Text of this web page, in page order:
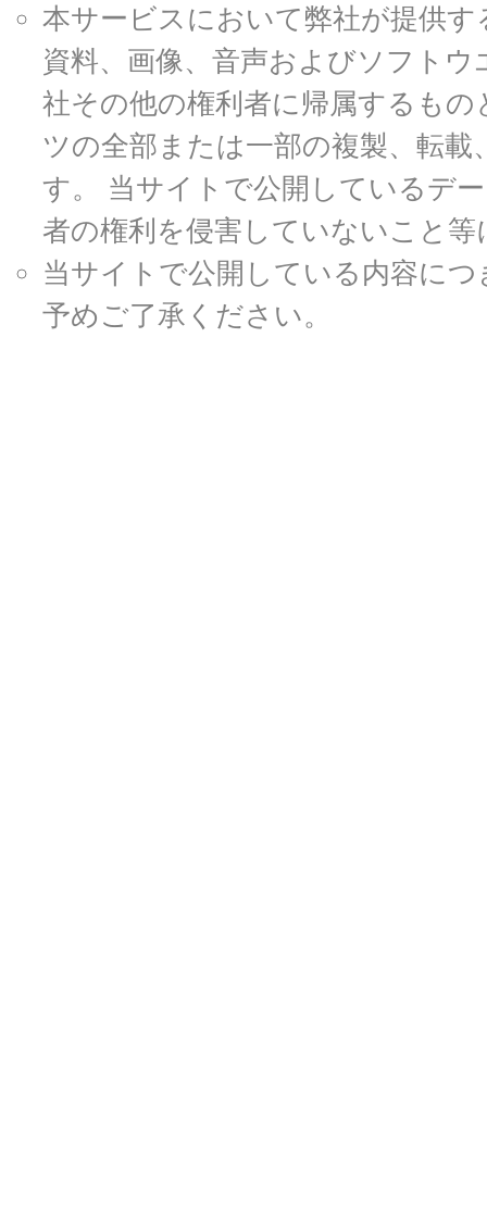
本サービスにおいて弊社が提供
資料、画像、音声およびソフト
社その他の権利者に帰属するも
ツの全部または一部の複製、転
す。 当サイトで公開しているデ
者の権利を侵害していないこと
当サイトで公開している内容に
予めご了承ください。